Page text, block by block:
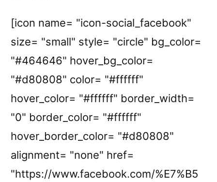
[icon name= "icon-social_facebook"
size= "small" style= "circle" bg_color=
"#464646" hover_bg_color=
"#d80808" color= "#ffffff"
hover_color= "#ffffff" border_width=
"0" border_color= "#ffffff"
hover_border_color= "#d80808"
alignment= "none" href=
"https://www.facebook.com/%E7%B5